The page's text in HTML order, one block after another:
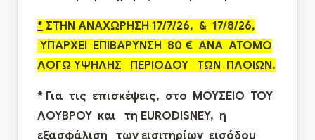
* ΣΤΗΝ ΑΝΑΧΩΡΗΣΗ 17/7/26, & 17/8/26,
ΥΠΑΡΧΕΙ ΕΠΙΒΑΡΥΝΣΗ 80 € ΑΝΑ ΑΤΟΜΟ
ΛΟΓΩ ΥΨΗΛΗΣ ΠΕΡΙΟΔΟΥ ΤΩΝ ΠΛΟΙΩΝ.
* Για τις επισκέψεις, στο ΜΟΥΣΕΙΟ ΤΟΥ
ΛΟΥΒΡΟΥ και τη EURODISNEY, η
εξασφάλιση των εισιτηρίων εισόδου